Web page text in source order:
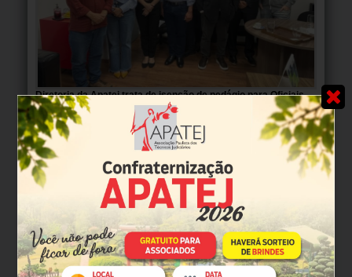
Diretoria da Apatej trata de isenção de pedágio para Oficiais
de Justiça na Alesp
MAIS NOTÍCIAS